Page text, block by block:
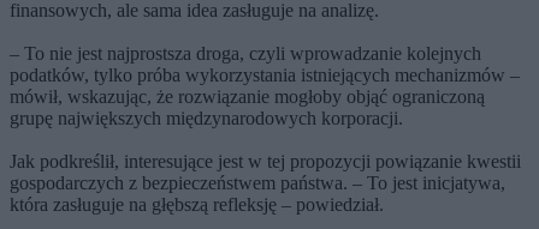
finansowych, ale sama idea zasługuje na analizę.
– To nie jest najprostsza droga, czyli wprowadzanie kolejnych
podatków, tylko próba wykorzystania istniejących mechanizmów –
mówił, wskazując, że rozwiązanie mogłoby objąć ograniczoną
grupę największych międzynarodowych korporacji.
Jak podkreślił, interesujące jest w tej propozycji powiązanie kwestii
gospodarczych z bezpieczeństwem państwa. – To jest inicjatywa,
która zasługuje na głębszą refleksję – powiedział.